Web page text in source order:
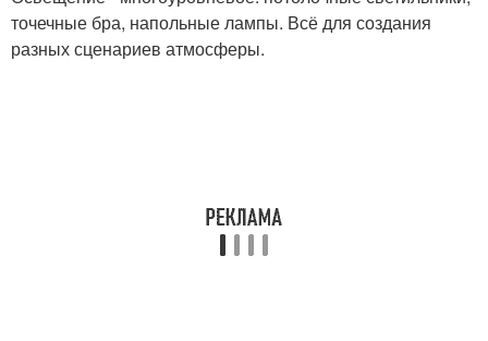
точечные бра, напольные лампы. Всё для создания
разных сценариев атмосферы.